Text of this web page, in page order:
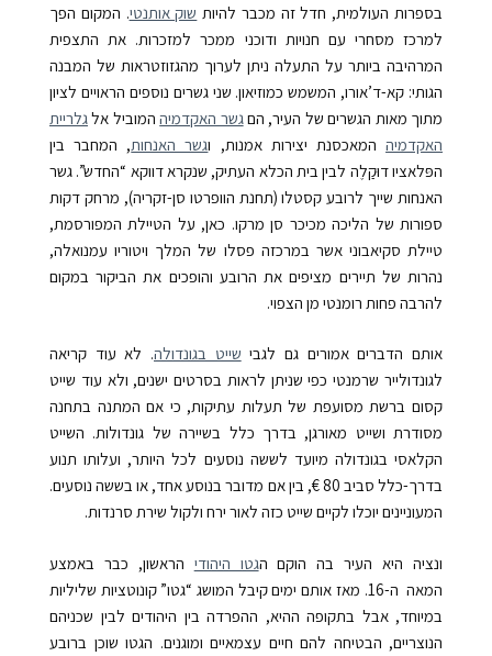
בספרות העולמית, חדל זה מכבר להיות שוק אותנטי. המקום הפך
למרכז מסחרי עם חנויות ודוכני ממכר למזכרות. את התצפית
המרהיבה ביותר על התעלה ניתן לערוך מהגזוזטראות של המבנה
הגותי: קא-ד’אורו, המשמש כמוזיאון. שני גשרים נוספים הראויים לציון
מתוך מאות הגשרים של העיר, הםגשר האקדמיההמוביל אלגלריית
האקדמיההמאכסנת יצירות אמנות, וגשר האנחות, המחבר בין
הפּלאציו דוּקַלֶה לבין בית הכלא העתיק, שנקרא דווקא “החדש”. גשר
האנחות שייך לרובע קסטלו (תחנת הוופרטו סן-זקריה), מרחק דקות
ספורות של הליכה מכיכר סן מרקו. כאן, על הטיילת המפורסמת,
טיילת סקיאבוני אשר במרכזה פסלו של המלך ויטוריו עמנואלה,
נהרות של תיירים מציפים את הרובע והופכים את הביקור במקום
להרבה פחות רומנטי מן הצפוי.
אותם הדברים אמורים גם לגבי שייט בגונדולה. לא עוד קריאה
לגונדולייר שרמנטי כפי שניתן לראות בסרטים ישנים, ולא עוד שייט
קסום ברשת מסועפת של תעלות עתיקות, כי אם המתנה בתחנה
מסודרת ושייט מאורגן, בדרך כלל בשיירה של גונדולות. השייט
הקלאסי בגונדולה מיועד לששה נוסעים לכל היותר, ועלותו תנוע
בדרך-כלל סביב 80 €, בין אם מדובר בנוסע אחד, או בששה נוסעים.
המעוניינים יוכלו לקיים שייט כזה לאור ירח ולקול שירת סרנדות.
ונציה היא העיר בה הוקם הגטו היהודי הראשון, כבר באמצע
המאה ה-16. מאז אותם ימים קיבל המושג “גטו” קונוטציות שליליות
במיוחד, אבל בתקופה ההיא, ההפרדה בין היהודים לבין שכניהם
הנוצריים, הבטיחה להם חיים עצמאיים ומוגנים. הגטו שוכן ברובע